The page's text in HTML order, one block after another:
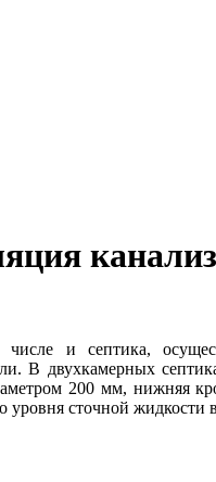
и септика,
В двухкамерных
200 мм, нижняя
сточной жидкости